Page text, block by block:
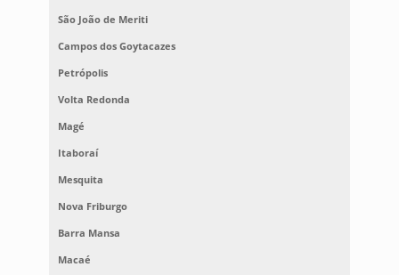
São João de Meriti
Campos dos Goytacazes
Petrópolis
Volta Redonda
Magé
Itaboraí
Mesquita
Nova Friburgo
Barra Mansa
Macaé